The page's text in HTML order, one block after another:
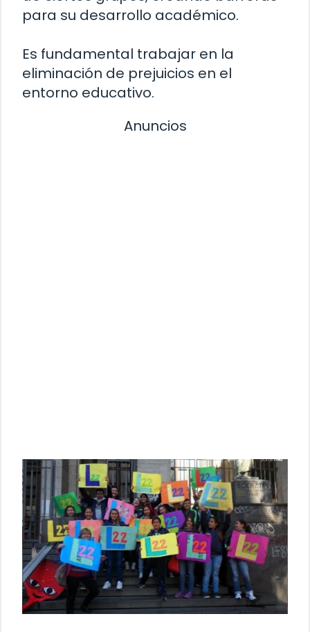
para su desarrollo académico.
Es fundamental trabajar en la
eliminación de prejuicios en el
entorno educativo.
Anuncios